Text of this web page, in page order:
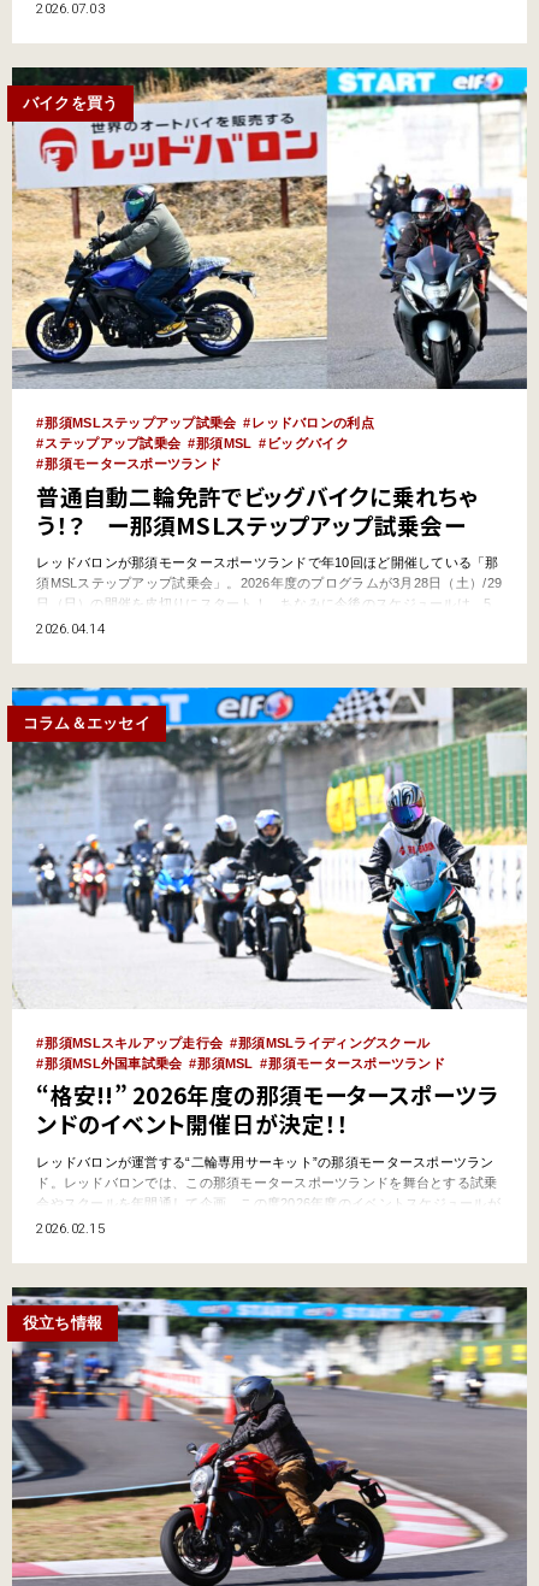
可）を取得して１年以上が経過している”という条件を満たしていれば、大
グバイクに挑戦できてしまう、文字通りの「ステップアッ…
2026.07.03
バイクを買う
那須MSLステップアップ試乗会
レッドバロンの利点
ステップアップ試乗会
那須MSL
ビッグバイク
那須モータースポーツランド
普通自動二輪免許でビッグバイクに乗れちゃ
う！？ ー那須MSLステップアップ試乗会ー
レッドバロンが那須モータースポーツランドで年10回ほど開催している「那
須MSLステップアップ試乗会」。2026年度のプログラムが3月28日（土）/29
日（日）の開催を皮切りにスタート！ ちなみに今後のスケジュールは、5
月16日（土）/17日（日）、7月24日（金）、25日（土）、26日（日）、9月
（日）の開催については現…
2026.04.14
コラム＆エッセイ
那須MSLスキルアップ走行会
那須MSLライディングスクール
那須MSL外国車試乗会
那須MSL 那須モータースポーツランド
“格安!!” 2026年度の那須モータースポーツラ
ンドのイベント開催日が決定！！
レッドバロンが運営する“二輪専用サーキット”の那須モータースポーツラン
ド。レッドバロンでは、この那須モータースポーツランドを舞台とする試乗
会やスクールを年間通して企画、この度2026年度のイベントスケジュールが
発表された。“二輪専用サーキット”なんて言葉を使ってしまうとなんだかハ
会＆スクールばかり。ちなみに参加に関してはレッドバロ…
2026.02.15
役立ち情報